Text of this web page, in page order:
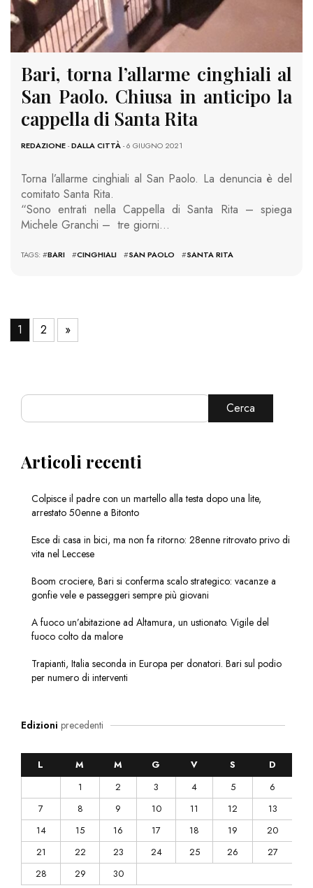
Bari, torna l’allarme cinghiali al
San Paolo. Chiusa in anticipo la
cappella di Santa Rita
REDAZIONE-DALLA CITTÀ- 6 GIUGNO 2021
Torna l’allarme cinghiali al San Paolo. La denuncia è del
comitato Santa Rita.
“Sono entrati nella Cappella di Santa Rita – spiega
Michele Granchi – tre giorni…
TAGS: #BARI #CINGHIALI #SAN PAOLO #SANTA RITA
1 2 »
Cerca
Articoli recenti
Colpisce il padre con un martello alla testa dopo una lite,
arrestato 50enne a Bitonto
Esce di casa in bici, ma non fa ritorno: 28enne ritrovato privo di
vita nel Leccese
Boom crociere, Bari si conferma scalo strategico: vacanze a
gonfie vele e passeggeri sempre più giovani
A fuoco un’abitazione ad Altamura, un ustionato. Vigile del
fuoco colto da malore
Trapianti, Italia seconda in Europa per donatori. Bari sul podio
per numero di interventi
Edizioni precedenti
L M M G V S
D
1
2 3 4 5
6
7
8 9 10 11 12
13
14
15 16 17 18 19
20
21
22 23 24 25 26
27
28
29 30